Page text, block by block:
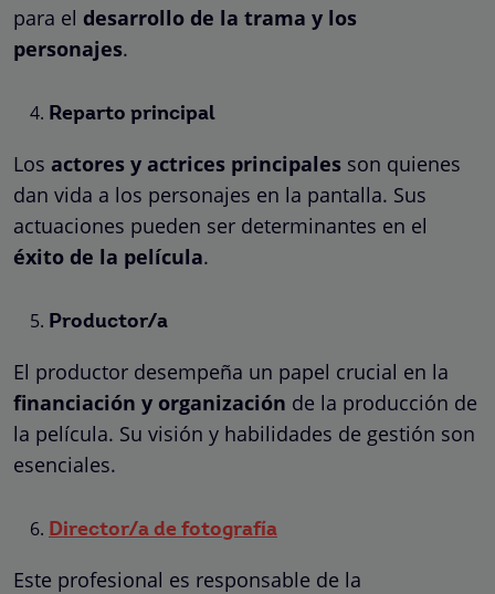
para el desarrollo de la trama y los
personajes.
Reparto principal
Los actores y actrices principales son quienes
dan vida a los personajes en la pantalla. Sus
actuaciones pueden ser determinantes en el
éxito de la película.
Productor/a
El productor desempeña un papel crucial en la
financiación y organización de la producción de
la película. Su visión y habilidades de gestión son
esenciales.
Director/a de fotografía
Este profesional es responsable de la